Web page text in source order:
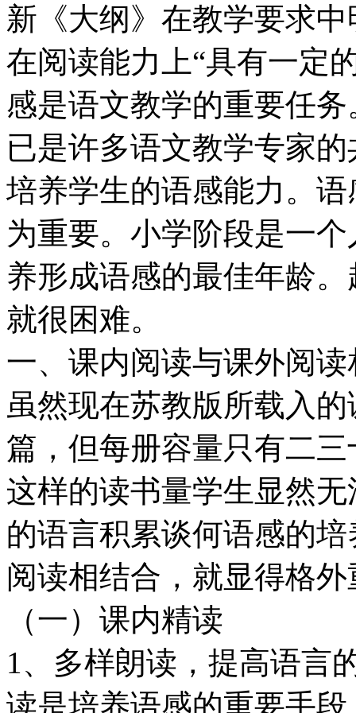
新《大纲》在教学要求
在阅读能力上“具有一定
感是语文教学的重要任
已是许多语文教学专家
培养学生的语感能力。
为重要。小学阶段是一
养形成语感的最佳年龄
就很困难。
一、课内阅读与课外阅读
虽然现在苏教版所载入
篇，但每册容量只有二
这样的读书量学生显然
的语言积累谈何语感的
阅读相结合，就显得格
（一）课内精读
1、多样朗读，提高语言
读是培养语感的重要手